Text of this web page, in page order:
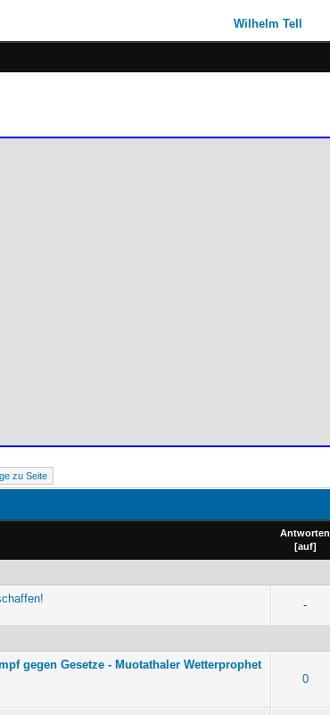
Wilhelm Tell
Antworten
[auf]
-
gegen Gesetze - Muotathaler Wetterprophet
0